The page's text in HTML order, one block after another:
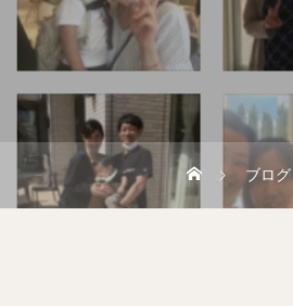
ブログ